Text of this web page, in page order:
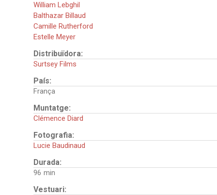
William Lebghil
Balthazar Billaud
Camille Rutherford
Estelle Meyer
Distribuïdora:
Surtsey Films
País:
França
Muntatge:
Clémence Diard
Fotografia:
Lucie Baudinaud
Durada:
96
Vestuari: